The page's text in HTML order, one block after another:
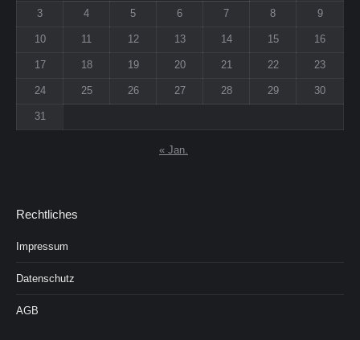
3 4 5 6 7 8 9
10 11 12 13 14 15 16
17 18 19 20 21 22 23
24 25 26 27 28 29 30
31
« Jan.
Rechtliches
Impressum
Datenschutz
AGB